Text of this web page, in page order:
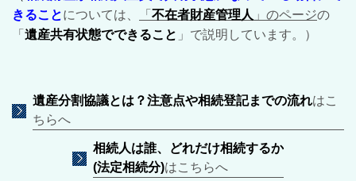
きることについては、 「 不在者財産管理人 」のページの
「 遺産共有状態でできること 」で説明しています。）
遺産分割協議とは？注意点や相続登記までの流れはこ
ちらへ
相続人は誰、どれだけ相続するか
(法定相続分)はこちらへ